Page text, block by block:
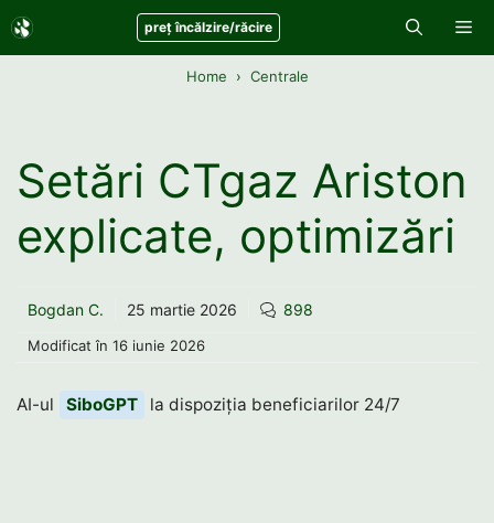
Sari
la
preț încălzire/răcire
Home Centrale
Setări CTgaz Ariston
explicate, optimizări
Bogdan C. 25 martie 2026 898
Modificat în 16 iunie 2026
AI-ul SiboGPT la dispoziția beneficiarilor 24/7